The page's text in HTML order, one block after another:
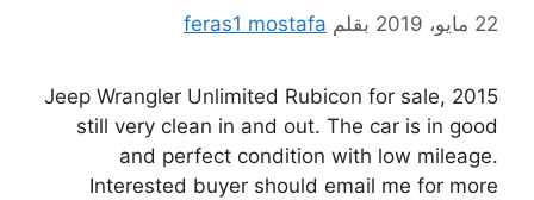
22 مايو، 2019 بقلم feras1 mostafa
2015 Jeep Wrangler Unlimited Rubicon for sale,
still very clean in and out. The car is in good
and perfect condition with low mileage.
Interested buyer should email me for more